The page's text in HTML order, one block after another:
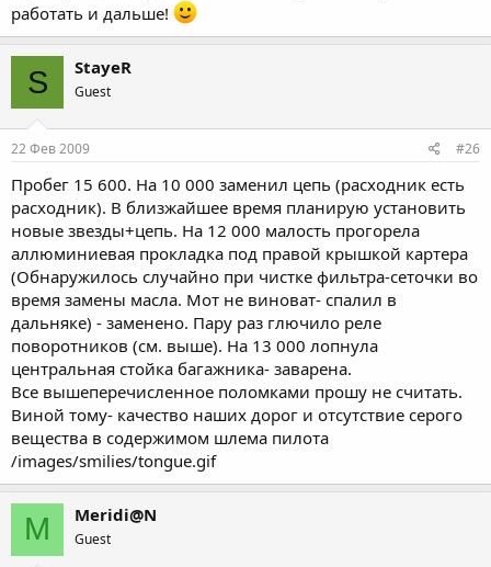
работать и дальше!
S StayeR
Guest
22 Фев 2009 #26
Пробег 15 600. На 10 000 заменил цепь (расходник есть
расходник). В близжайшее время планирую установить
новые звезды+цепь. На 12 000 малость прогорела
аллюминиевая прокладка под правой крышкой картера
(Обнаружилось случайно при чистке фильтра-сеточки во
время замены масла. Мот не виноват- спалил в
дальняке) - заменено. Пару раз глючило реле
поворотников (см. выше). На 13 000 лопнула
центральная стойка багажника- заварена.
Все вышеперечисленное поломками прошу не считать.
Виной тому- качество наших дорог и отсутствие серого
вещества в содержимом шлема пилота
/images/smilies/tongue.gif
M Meridi@N
Guest